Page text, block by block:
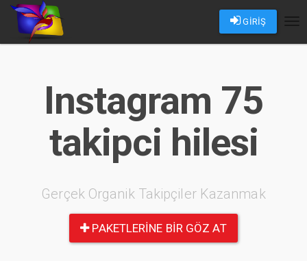
GİRİŞ
Instagram 75
takipci hilesi
Gerçek Organik Takipçiler Kazanmak
PAKETLERINE BIR GÖZ AT